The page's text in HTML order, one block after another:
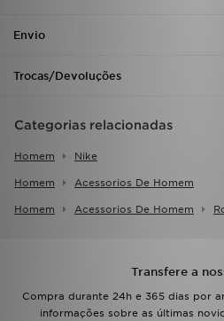
Envio
Trocas/Devoluções
Categorias relacionadas
Homem Nike
Homem Acessorios De Homem
Homem Acessorios De Homem
Transfere a
Compra durante 24h e 365 dias por
informações sobre as últimas